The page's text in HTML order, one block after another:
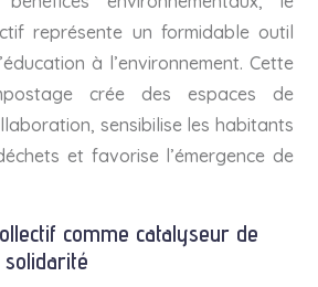
représente un formidable outil
à l’environnement. Cette
crée des espaces de
sensibilise les habitants
et favorise l’émergence de
comme catalyseur de